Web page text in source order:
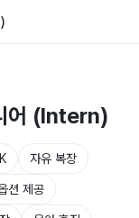
어 (Intern)
자유 복장
션 제공